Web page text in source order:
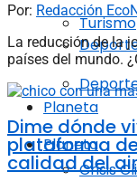
Planeta
Crisis
Turismo
Planeta
Por: Redacción
La reducción de la
países del mundo.
Dime dónde
plataforma
calidad del